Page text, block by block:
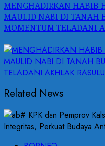
MENGHADIRKAN HABIB
MAULID NABI DI TANAH
MOMENTUM TELADANI
Related News